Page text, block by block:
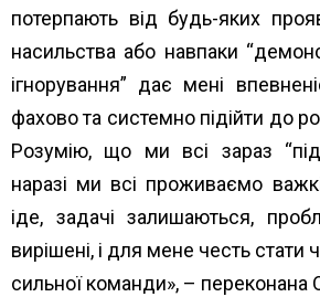
потерпають від будь-яких
насильства або навпаки
ігнорування” дає мені
фахово та системно підійти до
Розумію, що ми всі зараз
наразі ми всі проживаємо
іде, задачі залишаються,
вирішені, і для мене честь стати
сильної команди», – переконана